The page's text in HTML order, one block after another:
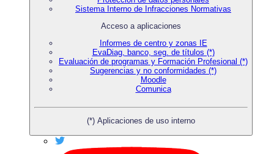
Sistema Interno de Infracciones Normativas
Acceso a aplicaciones
Informes de centro y zonas IE
EvaDiag, banco, seg. de títulos (*)
Evaluación de programas y Formación Profesional (*)
Sugerencias y no conformidades (*)
Moodle
Comunica
(*) Aplicaciones de uso interno